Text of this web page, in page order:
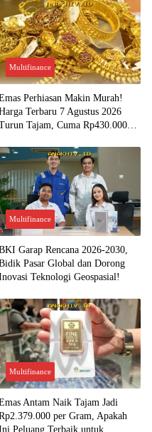
Multifinance
Perhiasan Makin Murah!
Terbaru 7 Agustus 2026
Tajam, Cuma Rp430.000
Multifinance
Garap Rencana 2026-2030,
Pasar Global dan Dorong
Teknologi Geospasial!
Multifinance
Antam Naik Tajam Jadi
per Gram, Apakah
Peluang Terbaik untuk